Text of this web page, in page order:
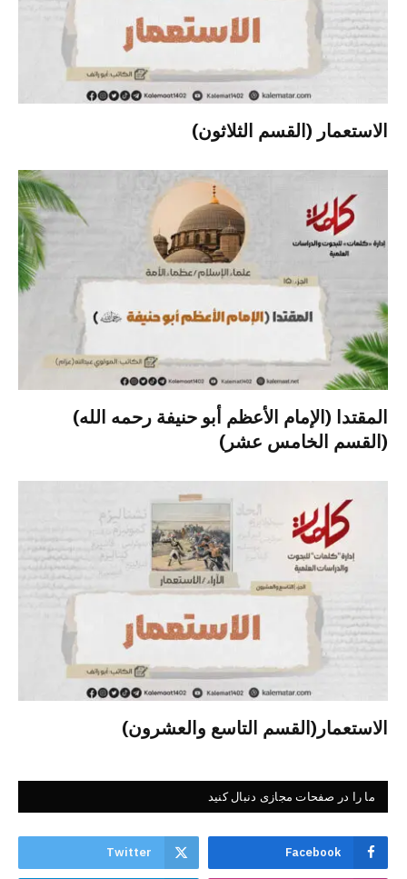
الاستعمار (القسم الثلاثون)
المقتدا (الإمام الأعظم أبو حنيفة رحمه الله)
(القسم الخامس عشر)
الاستعمار(القسم التاسع والعشرون)
ما را در صفحات مجازی دنبال کنید
Facebook
Twitter